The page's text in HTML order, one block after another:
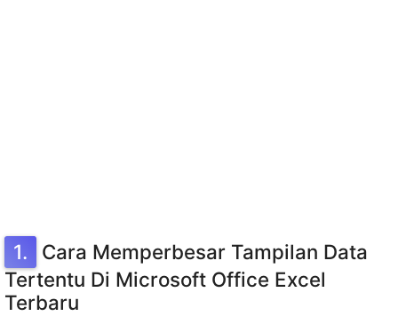
Cara Memperbesar Tampilan Data
Tertentu Di Microsoft Office Excel
Terbaru